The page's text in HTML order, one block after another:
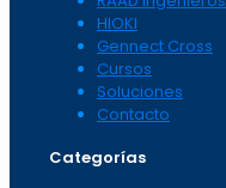
HIOKI
Gennect Cross
Cursos
Soluciones
Contacto
Categorías